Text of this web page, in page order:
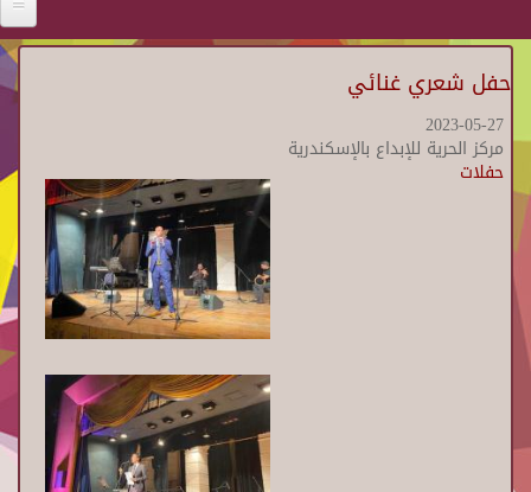
حفل شعري غنائي
2023-05-27
مركز الحرية للإبداع بالإسكندرية
حفلات